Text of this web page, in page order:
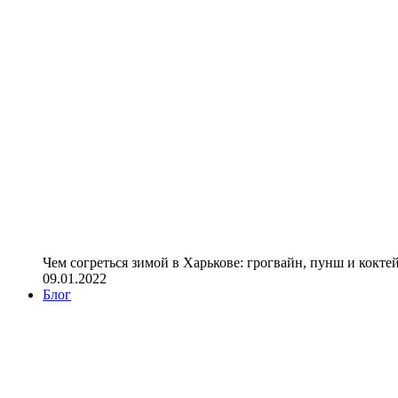
Чем согреться зимой в Харькове: грогвайн, пунш и
09.01.2022
Блог